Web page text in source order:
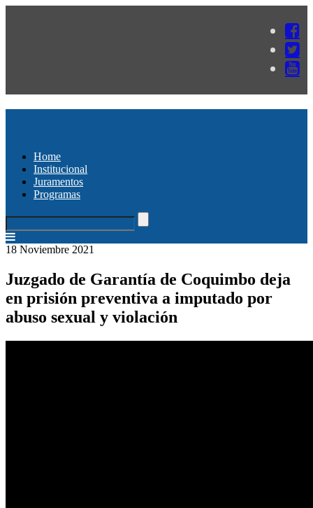
Home
Institucional
Juramentos
Programas
18 Noviembre 2021
Juzgado de Garantía de Coquimbo deja
en prisión preventiva a imputado por
abuso sexual y violación